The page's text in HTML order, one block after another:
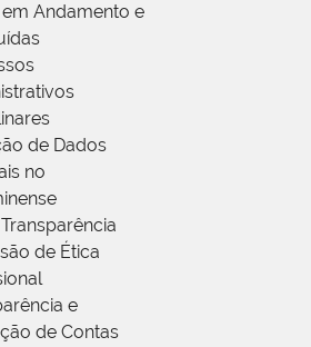
Andamento e
de Dados
no
de Ética
e
de Contas